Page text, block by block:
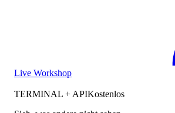
Live Workshop
TERMINAL + APIKostenlos